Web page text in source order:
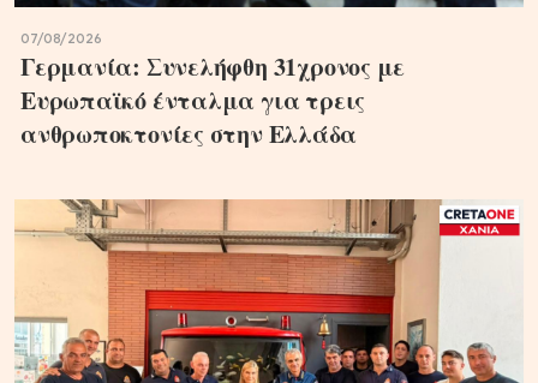
07/08/2026
Γερμανία: Συνελήφθη 31χρονος με
Ευρωπαϊκό ένταλμα για τρεις
ανθρωποκτονίες στην Ελλάδα